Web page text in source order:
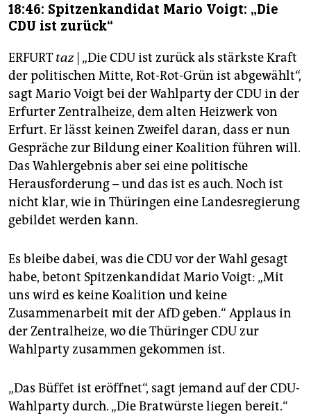
18:46: Spitzenkandidat Mario Voigt: „Die
CDU ist zurück“
ERFURT taz| „Die CDU ist zurück als stärkste Kraft
der politischen Mitte, Rot-Rot-Grün ist abgewählt“,
sagt Mario Voigt bei der Wahlparty der CDU in der
Erfurter Zentralheize, dem alten Heizwerk von
Erfurt. Er lässt keinen Zweifel daran, dass er nun
Gespräche zur Bildung einer Koalition führen will.
Das Wahlergebnis aber sei eine politische
Herausforderung – und das ist es auch. Noch ist
nicht klar, wie in Thüringen eine Landesregierung
gebildet werden kann.
Es bleibe dabei, was die CDU vor der Wahl gesagt
habe, betont Spitzenkandidat Mario Voigt: „Mit
uns wird es keine Koalition und keine
Zusammenarbeit mit der AfD geben.“ Applaus in
der Zentralheize, wo die Thüringer CDU zur
Wahlparty zusammen gekommen ist.
„Das Büffet ist eröffnet“, sagt jemand auf der CDU-
Wahlparty durch. „Die Bratwürste liegen bereit.“